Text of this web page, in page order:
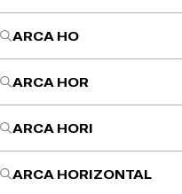
ARCA HO
ARCA HOR
ARCA HORI
ARCA HORIZONTAL